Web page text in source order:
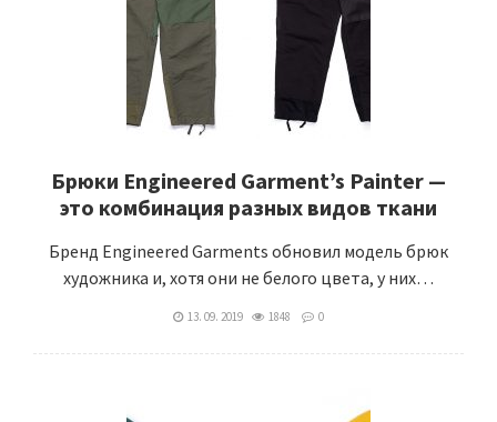
Брюки Engineered Garment’s Painter —
это комбинация разных видов ткани
Бренд Engineered Garments обновил модель брюк
художника и, хотя они не белого цвета, у них…
13. 09. 2019 1848 0